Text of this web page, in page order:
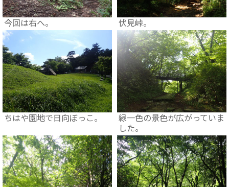
今回は右へ。 伏見峠。
ちはや園地で日向ぼっこ。
緑一色の景色が広がっていま
した。